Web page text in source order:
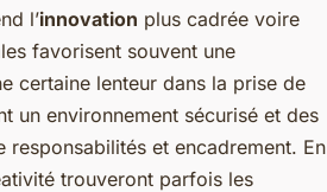
l’innovation plus cadrée voire
favorisent souvent une
certaine lenteur dans la prise de
un environnement sécurisé et des
responsabilités et encadrement. En
trouveront parfois les